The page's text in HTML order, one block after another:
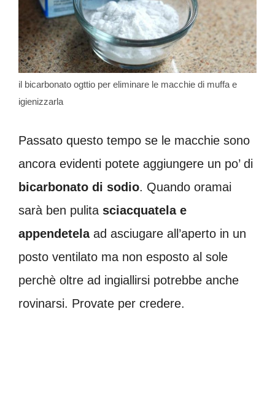
il bicarbonato ogttio per eliminare le macchie di muffa e
igienizzarla
Passato questo tempo se le macchie sono
ancora evidenti potete aggiungere un po’ di
bicarbonato di sodio. Quando oramai
sarà ben pulita sciacquatela e
appendetelaad asciugare all’aperto in un
posto ventilato ma non esposto al sole
perchè oltre ad ingiallirsi potrebbe anche
rovinarsi. Provate per credere.